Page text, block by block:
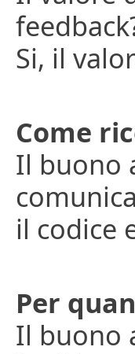
Si, il
Come
Il buono
il codice
Per
Il buono